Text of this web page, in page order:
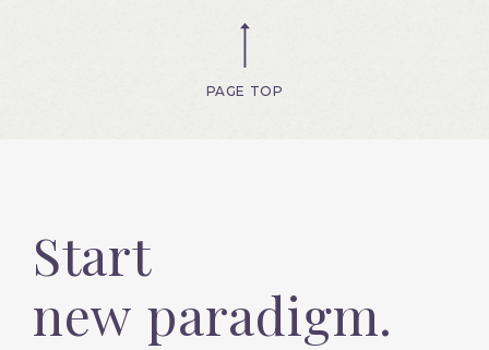
PAGE TOP
Start
new paradigm.